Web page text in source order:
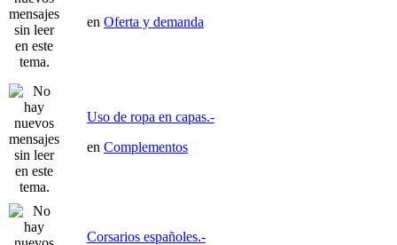
en Oferta y demanda
Uso de ropa en capas.-
en Complementos
Corsarios españoles.-